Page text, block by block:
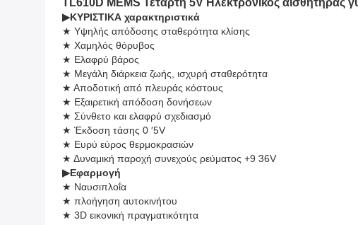
TL610D MEMS Τετάρτη 5V Ηλεκτρονικός
▶ΚΥΡΙΣΤΙΚΑ χαρακτηριστικά
★ Υψηλής απόδοσης σταθερότητα κλίσης
★ Χαμηλός θόρυβος
★ Ελαφρύ βάρος
★ Μεγάλη διάρκεια ζωής, ισχυρή σταθερότητα
★ Αποδοτική από πλευράς κόστους
★ Εξαιρετική απόδοση δονήσεων
★ Σύνθετο και ελαφρύ σχεδιασμό
★ Έκδοση τάσης 0 ′5V
★ Ευρύ εύρος θερμοκρασιών
★ Δυναμική παροχή συνεχούς ρεύματος +9 ̇36V
▶Εφαρμογή
★ Ναυσιπλοΐα
★ πλοήγηση αυτοκινήτου
★ 3D εικονική πραγματικότητα